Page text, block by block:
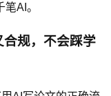
AI。
规，不会踩学